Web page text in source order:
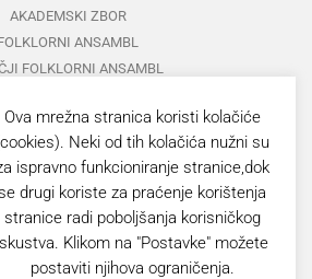
AKADEMSKI ZBOR
ANSAMBL
FOLKLORNI ANSAMBL
FOLKLORNOG ANSAMBLA
MEĐUNARODNI FOLKLOR
KAZALIŠTE
VOKALNI ANSAMBL
ZAJEDNIČKI KONCERTI
GORANOVO PROLJEĆE
Ova mrežna stranica koristi kolačiće
Neki od tih kolačića nužni su
ispravno funkcioniranje stranice,dok
se drugi koriste za praćenje korištenja
stranice radi poboljšanja korisničkog
Klikom na "Postavke" možete
postaviti njihova ograničenja.